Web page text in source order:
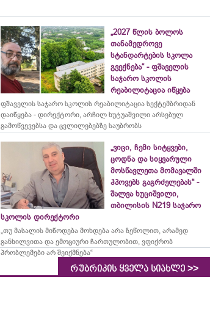
„2027 წლის ბოლოს
თანამედროვე
სტანდარტების სკოლა
გვექნება“ - ფშაველის
საჯარო სკოლის
რეაბილიტაცია იწყება
ფშაველის საჯარო სკოლის რეაბილიტაცია სექტემბრიდან
დაიწყება - დირექტორი, არჩილ ხუტუაშვილი არსებულ
გამოწვევებსა და ცვლილებებზე საუბრობს
„ვიცი, ჩემი სიტყვები,
ცოდნა და სიყვარული
მოსწავლეთა მომავალში
ჰპოვებს გაგრძელებას“ -
შალვა ხუციშვილი,
თბილისის N219 საჯარო
სკოლის დირექტორი
„თუ მასალის მიწოდება მოხდება არა ზეწოლით, არამედ
განხილვითა და ემოციური ჩართულობით, ვფიქრობ
პრობლემები არ შეიქმნება“
რუბრიკის ყველა სიახლე >>